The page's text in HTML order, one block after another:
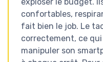
confortables,
fait bien le job. Le
correctement, ce
manipuler son